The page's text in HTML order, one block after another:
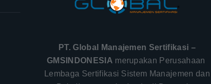
PT. Global Manajemen Sertifikasi –
GMSINDONESIA merupakan Perusahaan
Lembaga Sertifikasi Sistem Manajemen dan